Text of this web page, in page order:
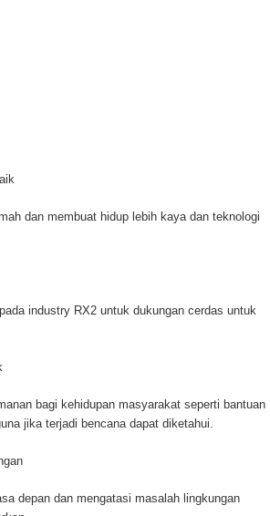
dan membuat hidup lebih kaya dan teknologi
industry RX2 untuk dukungan cerdas untuk
bagi kehidupan masyarakat seperti bantuan
jika terjadi bencana dapat diketahui.
depan dan mengatasi masalah lingkungan